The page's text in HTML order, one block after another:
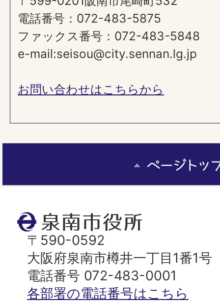
電話番号：072-483-5875
ファックス番号：072-483-5848
e-mail:seisou@city.sennan.lg.jp
お問い合わせはこちらから
泉
南
市
役
所
〒590-0592
大阪府泉南市樽井一丁目1番1号
電話番号 072-483-0001
各部署の電話番号はこちら